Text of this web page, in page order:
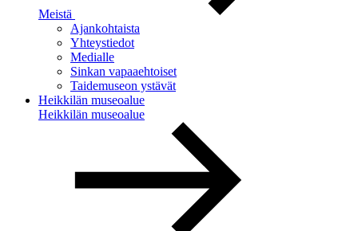
Meistä
Ajankohtaista
Yhteystiedot
Medialle
Sinkan vapaaehtoiset
Taidemuseon ystävät
Heikkilän museoalue
Heikkilän museoalue